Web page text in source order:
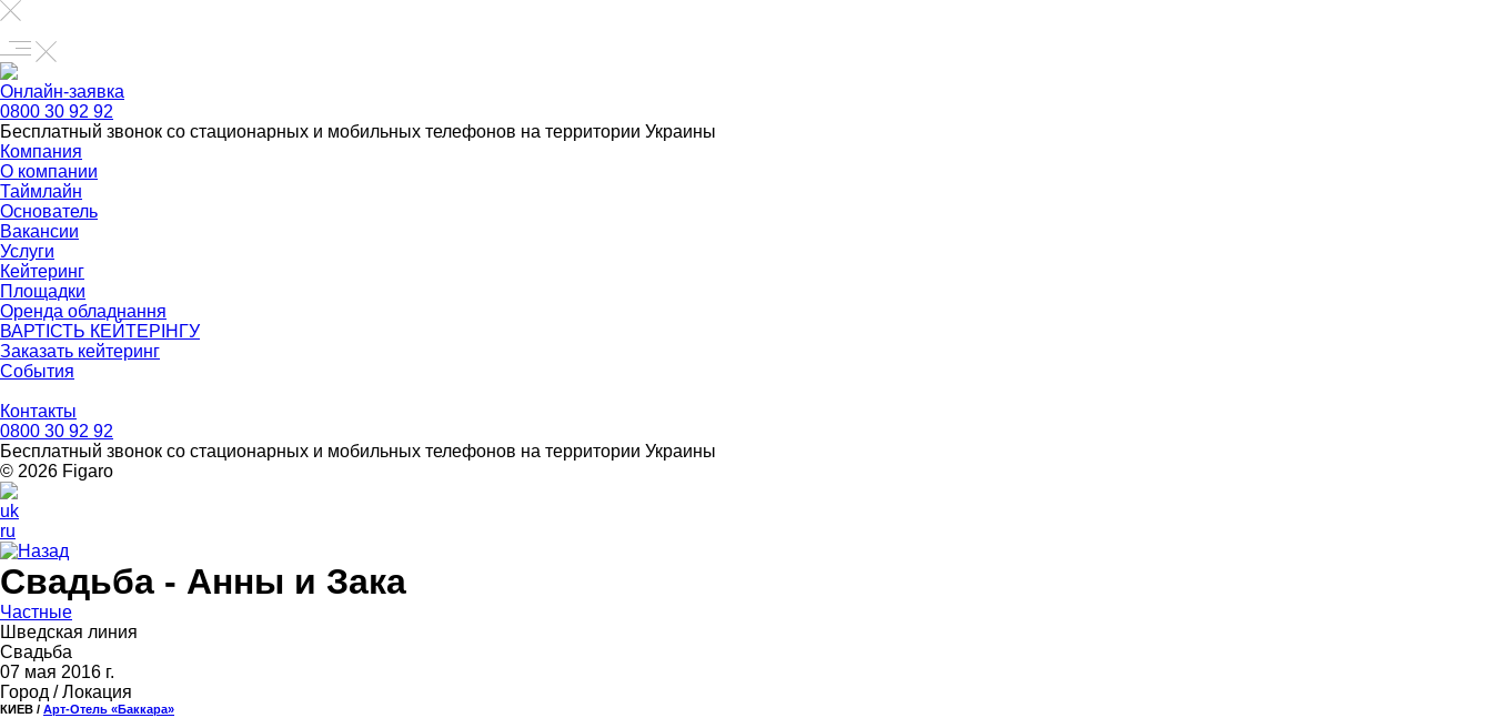
Онлайн-заявка
0800 30 92 92
Бесплатный звонок со стационарных и мобильных телефонов на территории Украины
Компания
О компании
Таймлайн
Основатель
Вакансии
Услуги
Кейтеринг
Площадки
Оренда обладнання
ВАРТІСТЬ КЕЙТЕРІНГУ
Заказать кейтеринг
События
Контакты
0800 30 92 92
Бесплатный звонок со стационарных и мобильных телефонов на территории Украины
© 2026 Figarо
uk
ru
Назад
Свадьба - Анны и Зака
Частные
Шведская линия
Свадьба
07 мая 2016 г.
Город / Локация
КИЕВ / Арт-Отель «Баккара»